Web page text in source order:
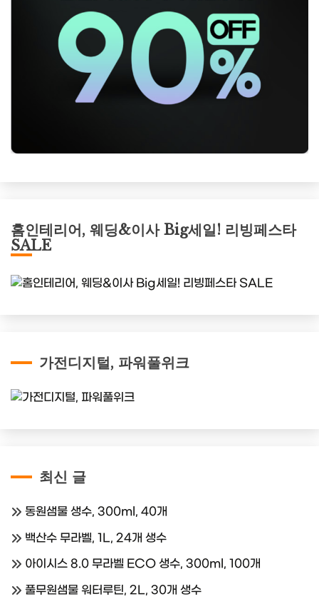
홈인테리어, 웨딩&이사 Big세일! 리빙페스타
SALE
가전디지털, 파워풀위크
최신 글
동원샘물 생수, 300ml, 40개
백산수 무라벨, 1L, 24개 생수
아이시스 8.0 무라벨 ECO 생수, 300ml, 100개
풀무원샘물 워터루틴, 2L, 30개 생수